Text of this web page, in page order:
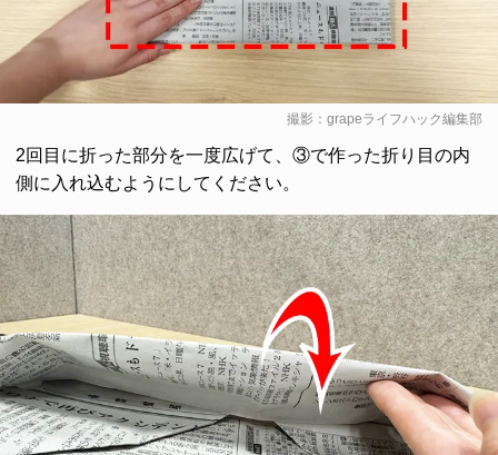
撮影：grapeライフハック編集部
2回目に折った部分を一度広げて、③で作った折り目の内
側に入れ込むようにしてください。